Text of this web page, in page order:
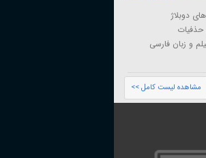
دوبلاژ
و زبان فارسی
مشاهده لیست کامل >>